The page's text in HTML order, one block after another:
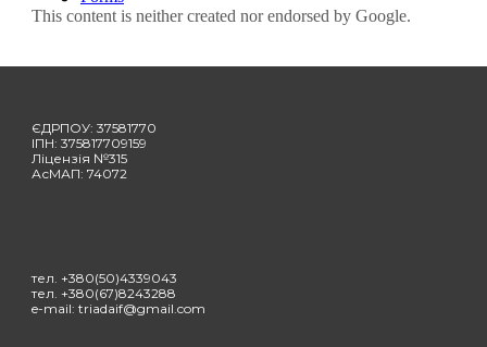
ЄДРПОУ: 37581770
ІПН: 375817709159
Ліцензія №315
АсМАП:74072
тел. +380(50)4339043
тел. +380(67)8243288
e-mail: triadaif@gmail.com